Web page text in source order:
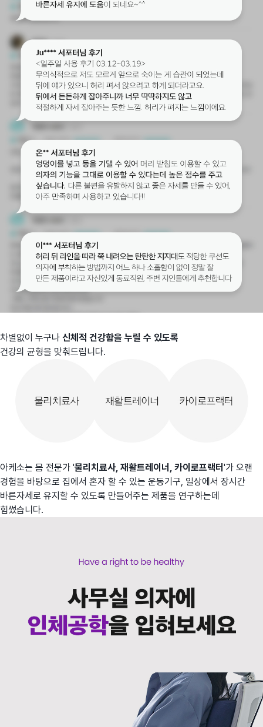
차별없이 누구나 신체적 건강함을 누릴 수 있도록
건강의 균형을 맞춰드립니다.
아케소는 몸 전문가 '물리치료사, 재활트레이너, 카이로프랙터 '가 오랜
경험을 바탕으로 집에서 혼자 할 수 있는 운동기구, 일상에서 장시간
바른자세로 유지할 수 있도록 만들어주는 제품을 연구하는데
힘썼습니다.